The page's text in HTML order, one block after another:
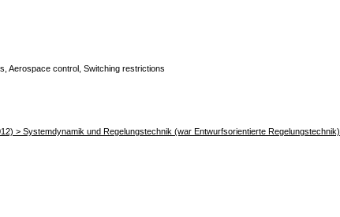
Aerospace control, Switching restrictions
> Systemdynamik und Regelungstechnik (war Entwurfsorientierte Regelungstechnik)